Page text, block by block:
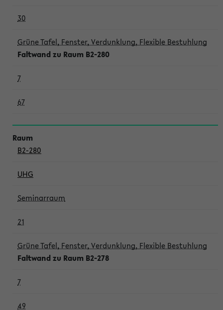
30
Grüne Tafel, Fenster, Verdunklung, Flexible Bestuhlung
Faltwand zu Raum B2-280
7
67
B2-280
UHG
Seminarraum
21
Grüne Tafel, Fenster, Verdunklung, Flexible Bestuhlung
Faltwand zu Raum B2-278
7
49